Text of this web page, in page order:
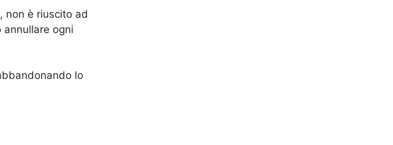
non è riuscito ad
annullare ogni
lo